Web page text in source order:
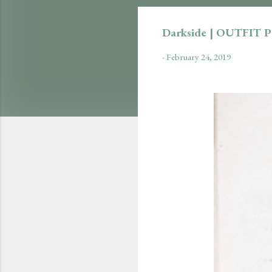
Darkside | OUTFIT
-February 24, 2019